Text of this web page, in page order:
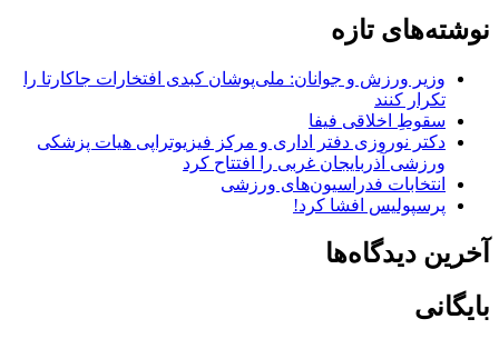
نوشته‌های تازه
وزیر ورزش و جوانان: ملی‌پوشان کبدی افتخارات جاکارتا را
تکرار کنند
سقوطِ اخلاقی فیفا
دکتر نوروزی دفتر اداری و مرکز فیزیوتراپی هیات پزشکی
ورزشی آذربایجان غربی را افتتاح کرد
انتخابات فدراسیون‌های ورزشی
پرسپولیس افشا کرد!
آخرین دیدگاه‌ها
بایگانی